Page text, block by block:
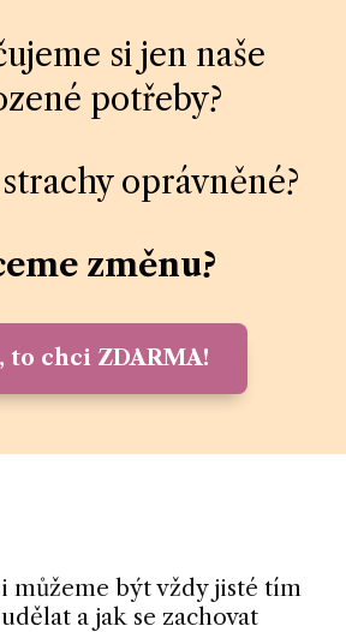
si jen naše
potřeby?
oprávněné?
změnu?
to chci ZDARMA!
můžeme být vždy jisté tím
a jak se zachovat